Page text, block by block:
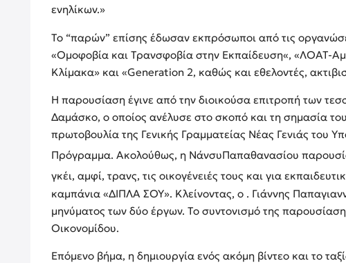
ενηλίκων.»
Το “παρών” επίσης έδωσαν εκπρόσωποι από τις
«Ομοφοβία και Τρανσφοβία στην Εκπαίδευση«, «ΛΟΑΤ-
Κλίμακα» και «Generation 2, καθώς και εθελοντές,
Η παρουσίαση έγινε από την διοικούσα επιτροπή των
Δαμάσκο, ο οποίος ανέλυσε στο σκοπό και τη σημασία
πρωτοβουλία της Γενικής Γραμματείας Νέας Γενιάς του
Πρόγραμμα. Ακολούθως, η ΝάνσυΠαπαθανασίου
γκέι, αμφί, τρανς, τις οικογένειές τους και για
καμπάνια «ΔΙΠΛΑ ΣΟΥ». Κλείνοντας, ο . Γιάννης
μηνύματος των δύο έργων. Το συντονισμό της
Οικονομίδου.
Επόμενο βήμα, η δημιουργία ενός ακόμη βίντεο και το